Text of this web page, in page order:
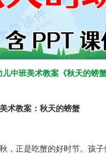
儿中班美术教案《秋天的螃
术教案：秋天的螃蟹
正是吃蟹的好时节。孩子